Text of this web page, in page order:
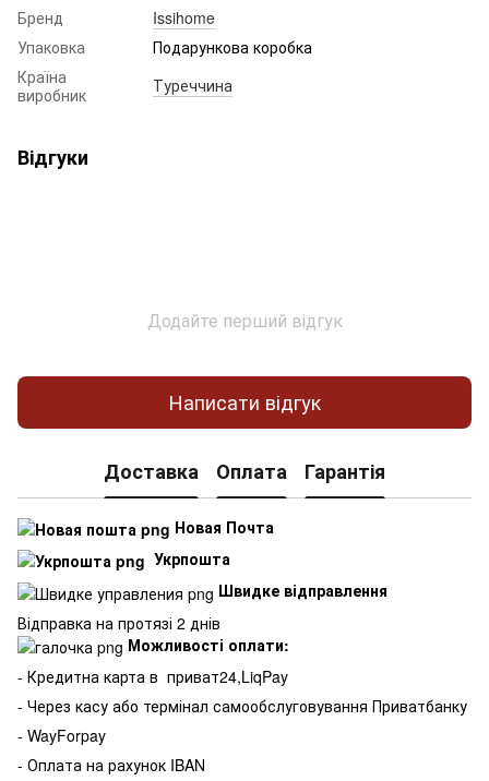
Бренд
Issihome
Упаковка
Подарункова коробка
Країна
виробник
Туреччина
Відгуки
Додайте перший відгук
Написати відгук
Доставка Оплата Гарантія
Новая Почта
Укрпошта
Швидке відправлення
Відправка на протязі 2 днів
Можливості оплати:
- Кредитна карта в приват24,LiqPay
- Через касу або термінал самообслуговування Приватбанку
- WayForpay
- Оплата на рахунок IBAN